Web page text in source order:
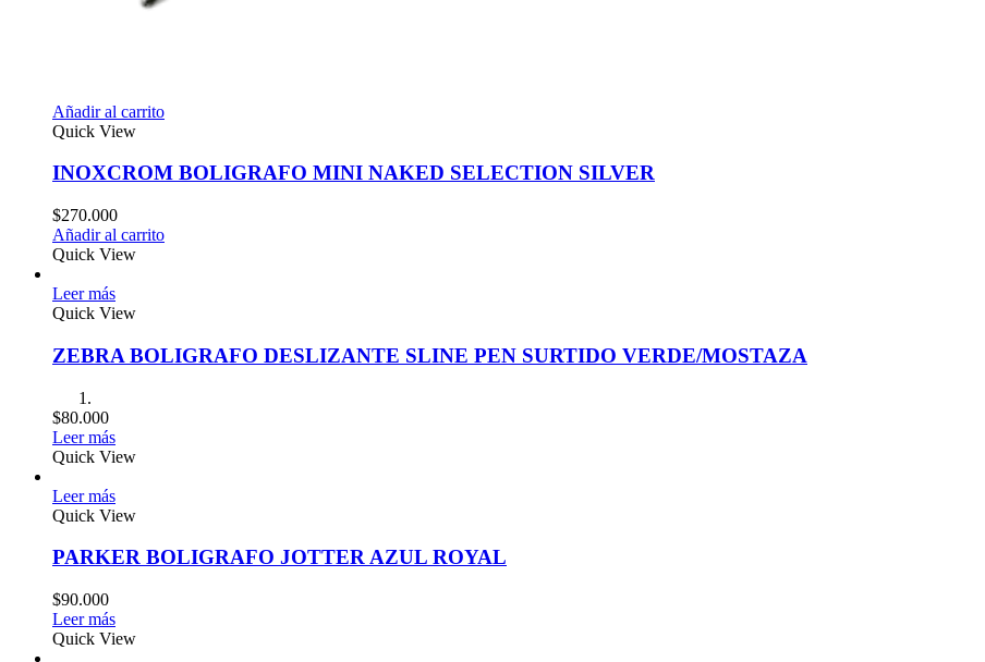
Añadir al carrito
Quick View
INOXCROM BOLIGRAFO MINI NAKED SELECTION SILVER
$270.000
Añadir al carrito
Quick View
Leer más
Quick View
ZEBRA BOLIGRAFO DESLIZANTE SLINE PEN SURTIDO VERDE/MOSTAZA
$80.000
Leer más
Quick View
Leer más
Quick View
PARKER BOLIGRAFO JOTTER AZUL ROYAL
$90.000
Leer más
Quick View